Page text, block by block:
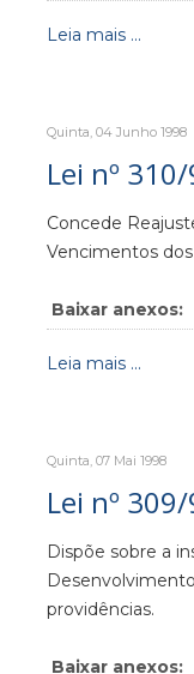
Leia mais ...
Quinta, 04 Junho 1998
Lei nº
Concede
Vencimentos
Baixar anexos:
Leia mais ...
Quinta, 07 Mai 1998
Lei nº
Dispõe sobre a
providências.
Baixar anexos: